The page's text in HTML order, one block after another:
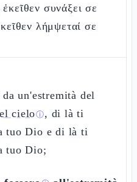
συνάξει σε
λήμψεταί σε
da un'estremità del
cieloⓘ, di là ti
tuo Dio e di là ti
tuo Dio;